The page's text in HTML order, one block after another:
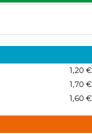
1,20 €
1,70 €
1,60 €